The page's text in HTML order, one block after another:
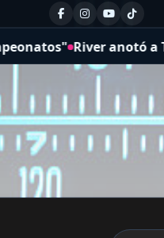
Almada en la lista